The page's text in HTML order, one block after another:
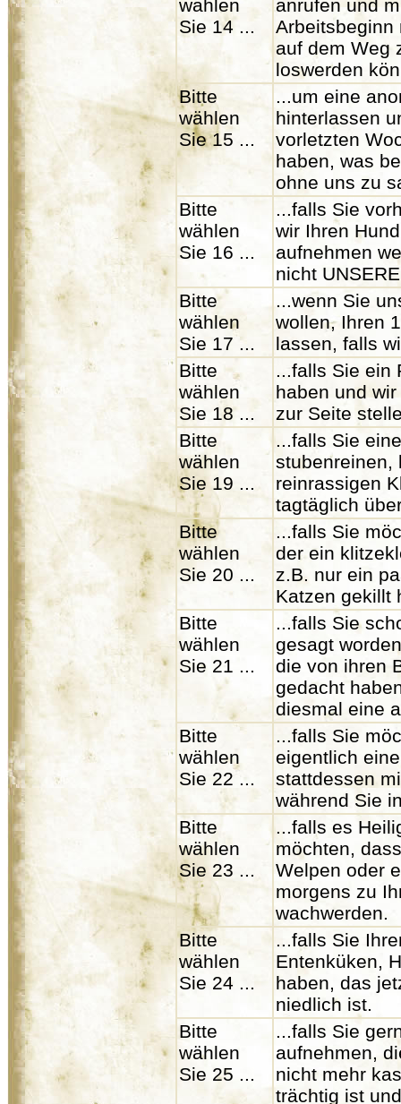
wählen
Sie 14 ...
anrufen und
Arbeitsbeginn
auf dem Weg
loswerden
Bitte
wählen
Sie 15 ...
...um eine
hinterlassen
vorletzten
haben, was
ohne uns zu
Bitte
wählen
Sie 16 ...
...falls Sie
wir Ihren
aufnehmen
nicht
Bitte
wählen
Sie 17 ...
...wenn Sie
wollen, Ihren
lassen, falls
Bitte
wählen
Sie 18 ...
...falls Sie ein
haben und
zur Seite
Bitte
wählen
Sie 19 ...
...falls Sie
stubenreinen,
reinrassigen
tagtäglich
Bitte
wählen
Sie 20 ...
...falls Sie
der ein
z.B. nur ein
Katzen gekillt
Bitte
wählen
Sie 21 ...
...falls Sie
gesagt
die von ihren
gedacht
diesmal eine
Bitte
wählen
Sie 22 ...
...falls Sie
eigentlich
stattdessen
während Sie
Bitte
wählen
Sie 23 ...
...falls es
möchten,
Welpen oder
morgens zu
wachwerden.
Bitte
wählen
Sie 24 ...
...falls Sie
Entenküken,
haben, das
niedlich ist.
Bitte
wählen
Sie 25 ...
...falls Sie
aufnehmen,
nicht mehr
trächtig ist